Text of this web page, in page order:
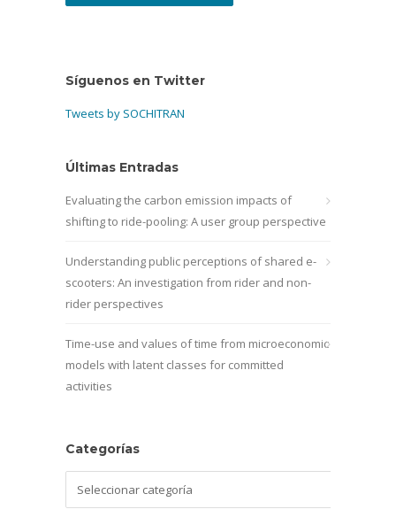
Síguenos en Twitter
Tweets by SOCHITRAN
Últimas Entradas
Evaluating the carbon emission impacts of
shifting to ride-pooling: A user group perspective
Understanding public perceptions of shared e-
scooters: An investigation from rider and non-
rider perspectives
Time-use and values of time from microeconomic
models with latent classes for committed
activities
Categorías